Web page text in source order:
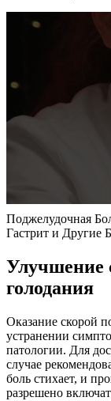
Поджелудочная
Гастрит и Другие
Улучшение
голодания
Оказание скорой
устранении
патологии. Для
случае
боль стихает, и
разрешено